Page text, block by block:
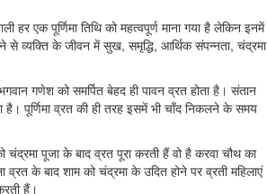
हर एक पूर्णिमा तिथि को महत्वपूर्ण माना गया है लेकिन इनमें
से व्यक्ति के जीवन में सुख, समृद्धि, आर्थिक संपन्नता, चंद्रमा
गणेश को समर्पित बेहद ही पावन व्रत होता है। संतान
पूर्णिमा व्रत की ही तरह इसमें भी चाँद निकलने के समय
चंद्रमा पूजा के बाद व्रत पूरा करती हैं वो है करवा चौथ का
के बाद शाम को चंद्रमा के उदित होने पर व्रती महिलाएं
हैं।